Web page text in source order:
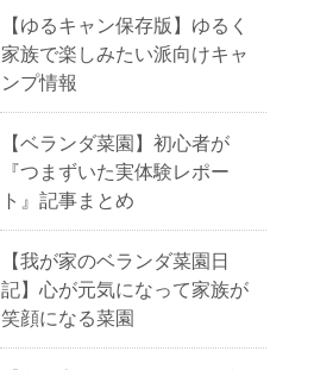
【ゆるキャン保存版】ゆるく
家族で楽しみたい派向けキャ
ンプ情報
【ベランダ菜園】初心者が
『つまずいた実体験レポー
ト』記事まとめ
【我が家のベランダ菜園日
記】心が元気になって家族が
笑顔になる菜園